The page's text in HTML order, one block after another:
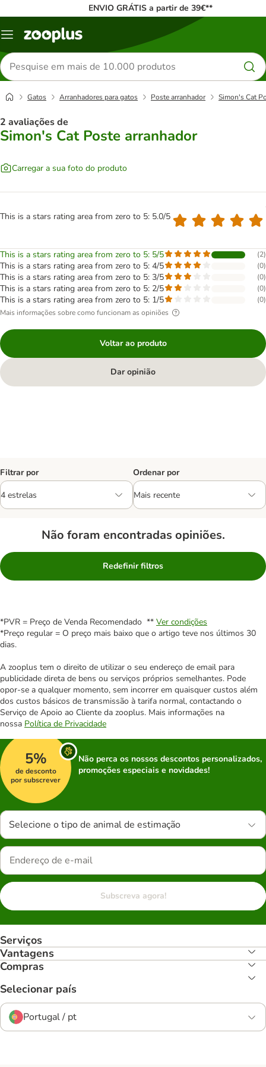
ENVIO GRÁTIS a partir de 39€**
Menu
Pesquisar
produtos
Gatos Arranhadores para gatos Poste arranhador Simon's Cat
2 avaliações de
Simon's Cat Poste arranhador
Carregar a sua foto do produto
This is a stars rating area from zero to 5: 5.0/5
This is a stars rating area from zero to 5: 5/5 (2)
This is a stars rating area from zero to 5: 4/5 (0)
This is a stars rating area from zero to 5: 3/5 (0)
This is a stars rating area from zero to 5: 2/5 (0)
This is a stars rating area from zero to 5: 1/5 (0)
Mais informações sobre como funcionam as opiniões
Voltar ao produto
Dar opinião
Filtrar por Ordenar por
Não foram encontradas opiniões.
Redefinir filtros
*PVR = Preço de Venda Recomendado ** Ver condições
*Preço regular = O preço mais baixo que o artigo teve nos últimos 30
dias.
A zooplus tem o direito de utilizar o seu endereço de email para
publicidade direta de bens ou serviços próprios semelhantes. Pode
opor-se a qualquer momento, sem incorrer em quaisquer custos além
dos custos básicos de transmissão à tarifa normal, contactando o
Serviço de Apoio ao Cliente da zooplus. Mais informações na
nossa Política de Privacidade
5%
de desconto
por subscrever
Não perca os nossos descontos personalizados,
promoções especiais e novidades!
Selecione o tipo de animal de estimação
Subscreva agora!
Serviços
Vantagens
Compras
Selecionar país
Portugal / pt